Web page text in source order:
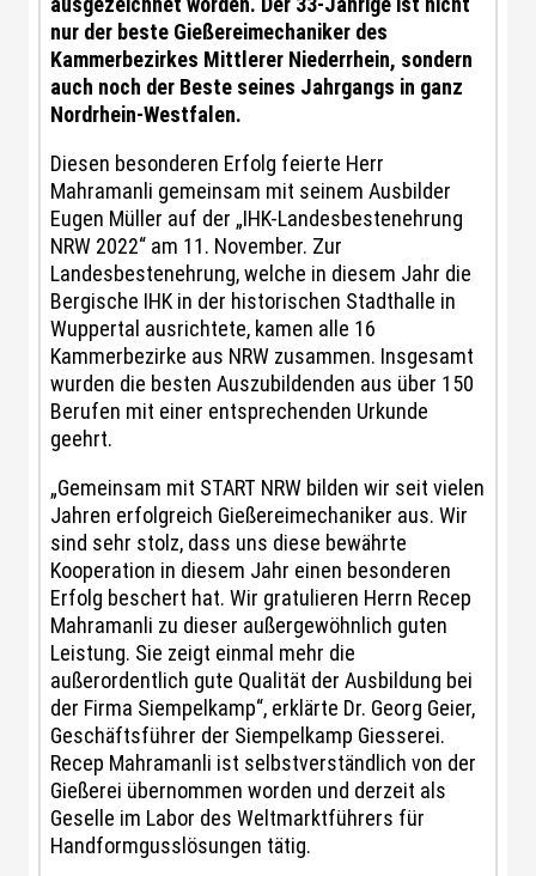
nur der beste Gießereimechaniker des
Kammerbezirkes Mittlerer Niederrhein, sondern
auch noch der Beste seines Jahrgangs in ganz
Nordrhein-Westfalen.
Diesen besonderen Erfolg feierte Herr
Mahramanli gemeinsam mit seinem Ausbilder
Eugen Müller auf der „IHK-Landesbestenehrung
NRW 2022“ am 11. November. Zur
Landesbestenehrung, welche in diesem Jahr die
Bergische IHK in der historischen Stadthalle in
Wuppertal ausrichtete, kamen alle 16
Kammerbezirke aus NRW zusammen. Insgesamt
wurden die besten Auszubildenden aus über 150
Berufen mit einer entsprechenden Urkunde
geehrt.
„Gemeinsam mit START NRW bilden wir seit vielen
Jahren erfolgreich Gießereimechaniker aus. Wir
sind sehr stolz, dass uns diese bewährte
Kooperation in diesem Jahr einen besonderen
Erfolg beschert hat. Wir gratulieren Herrn Recep
Mahramanli zu dieser außergewöhnlich guten
Leistung. Sie zeigt einmal mehr die
außerordentlich gute Qualität der Ausbildung bei
der Firma Siempelkamp“, erklärte Dr. Georg Geier,
Geschäftsführer der Siempelkamp Giesserei.
Recep Mahramanli ist selbstverständlich von der
Gießerei übernommen worden und derzeit als
Geselle im Labor des Weltmarktführers für
Handformgusslösungen tätig.